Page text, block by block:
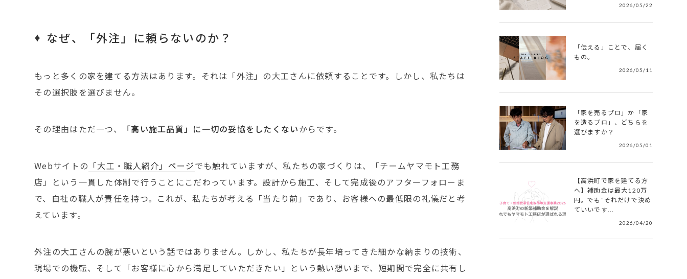
なぜ、「外注」に頼らないのか？
もっと多くの家を建てる方法はあります。それは「外注」の大工さんに依頼することです。しかし、私たちは
その選択肢を選びません。
その理由はただ一つ、 「高い施工品質」に一切の妥協をしたくないからです。
Webサイトの 「大工・職人紹介」ページでも触れていますが、私たちの家づくりは、「チームヤマモト工務
店」という一貫した体制で行うことにこだわっています。設計から施工、そして完成後のアフターフォローま
で、自社の職人が責任を持つ。これが、私たちが考える「当たり前」であり、お客様への最低限の礼儀だと考
えています。
外注の大工さんの腕が悪いという話ではありません。しかし、私たちが長年培ってきた細かな納まりの技術、
現場での機転、そして「お客様に心から満足していただきたい」という熱い想いまで、短期間で完全に共有し
2026/05/22
「伝える」ことで、届く
もの。
2026/05/11
「家を売るプロ」か「家
を造るプロ」、どちらを
選びますか？
2026/05/01
【高浜町で家を建てる方
へ】補助金は最大120万
円。でも“それだけで決め
ていいです...
2026/04/20